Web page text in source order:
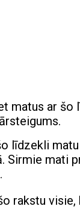
matus ar šo
līdzekli matu
Sirmie mati
rakstu